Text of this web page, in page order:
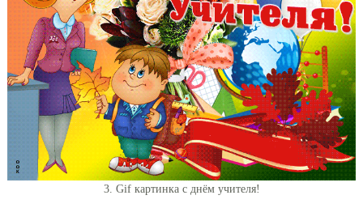
3. Gif картинка с днём учителя!